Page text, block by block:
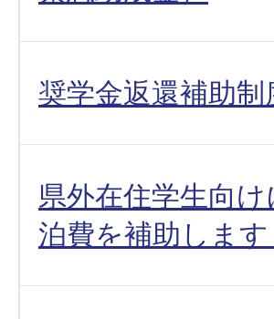
奨学金返還補助制
県外在住学生向
泊費を補助しま